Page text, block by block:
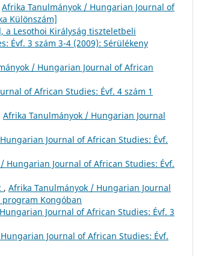
Afrika Tanulmányok / Hungarian Journal of
Különszám]
a Lesothoi Királyság tiszteletbeli
Évf. 3 szám 3-4 (2009): Sérülékeny
/ Hungarian Journal of African
of African Studies: Évf. 4 szám 1
Afrika Tanulmányok / Hungarian Journal
Journal of African Studies: Évf.
Hungarian Journal of African Studies: Évf.
, Afrika Tanulmányok / Hungarian Journal
program Kongóban
Journal of African Studies: Évf. 3
Journal of African Studies: Évf.